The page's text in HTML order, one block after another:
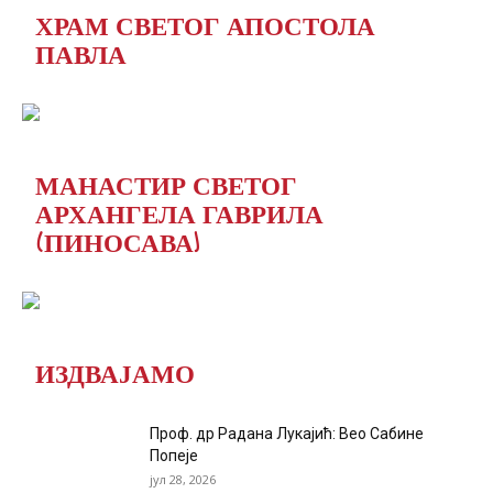
ХРАМ СВЕТОГ АПОСТОЛА
ПАВЛА
МАНАСТИР СВЕТОГ
АРХАНГЕЛА ГАВРИЛА
(ПИНОСАВА)
ИЗДВАЈАМО
Проф. др Радана Лукајић: Вео Сабине
Попеје
јул 28, 2026